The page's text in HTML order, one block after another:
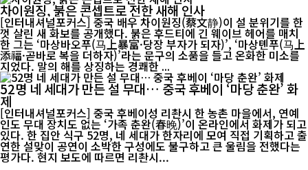
차이원징, 붉은 콘셉트로 전한 새해 인사
[인터내셔널포커스] 중국 배우 차이원징(蔡文静)이 설 분위기를 한
껏 살린 새 화보를 공개했다. 붉은 후드티에 긴 웨이브 헤어를 매치
한 그는 ‘마상바오푸(马上暴富·당장 부자가 되자)’, ‘마상톈푸(马上
添福·곧바로 복을 더하자)’라는 문구의 소품을 들고 온화한 미소를
지었다. 말의 해를 상징하는 경쾌한 ...
52명 네 세대가 만든 설 무대… 중국 후베이 ‘마당 춘완’ 화
제
[인터내셔널포커스] 중국 후베이성 리촨시 한 농촌 마을에서, 연예
인도 무대 장치도 없는 ‘가족 춘완(春晚)’이 온라인에서 화제가 되고
있다. 한 집안 식구 52명, 네 세대가 한자리에 모여 직접 기획하고 출
연한 설맞이 공연이 소박한 구성에도 불구하고 큰 울림을 전했다는
평가다. 현지 보도에 따르면 리촨시...